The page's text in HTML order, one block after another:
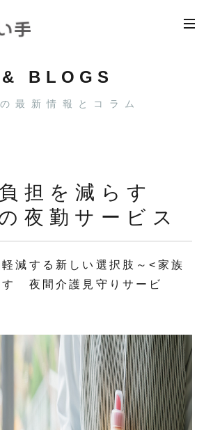
BLOGS
最新情報とコラム
担を減らす
夜勤サービス
減する新しい選択肢～<家族
す 夜間介護見守りサービ